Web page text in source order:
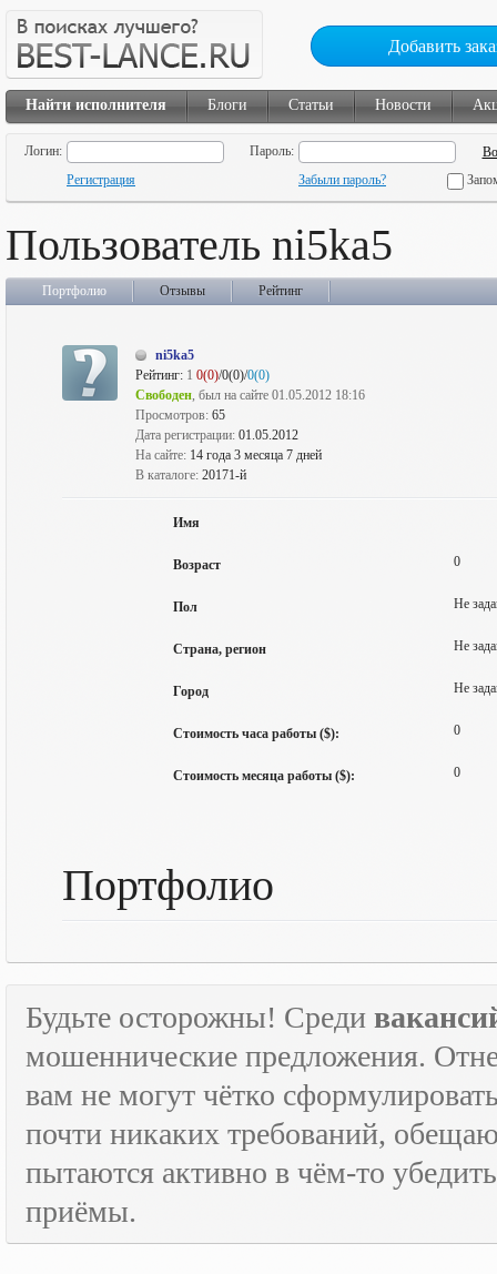
Добавить
Найти исполнителя Блоги Статьи Новости
Логин:
Пароль:
Регистрация
Забыли пароль?
Пользователь ni5ka5
Портфолио Отзывы Рейтинг
ni5ka5
Рейтинг: 1 0(0)/0(0)/0(0)
Свободен, был на сайте 01.05.2012 18:16
Просмотров: 65
Дата регистрации: 01.05.2012
На сайте: 14 года 3 месяца 7 дней
В каталоге: 20171-й
Имя
Возраст 0
Пол Не
Страна, регион Не
Город Не
Стоимость часа работы ($): 0
Стоимость месяца работы ($): 0
Портфолио
Будьте осторожны! Среди
мошеннические предложения.
вам не могут чётко
почти никаких требований,
пытаются активно в чём-то
приёмы.